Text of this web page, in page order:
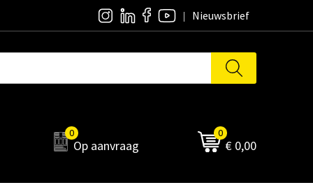
Nieuwsbrief
0
Op aanvraag
0
€ 0,00